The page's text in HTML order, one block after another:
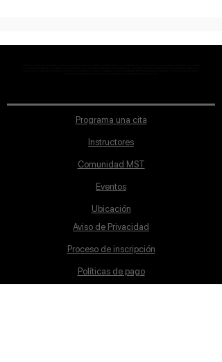
Programa una cita
Instructores
Comunidad MST
Eventos
Ubicación
Aviso de Privacidad
Proceso de inscripción
Políticas de pago